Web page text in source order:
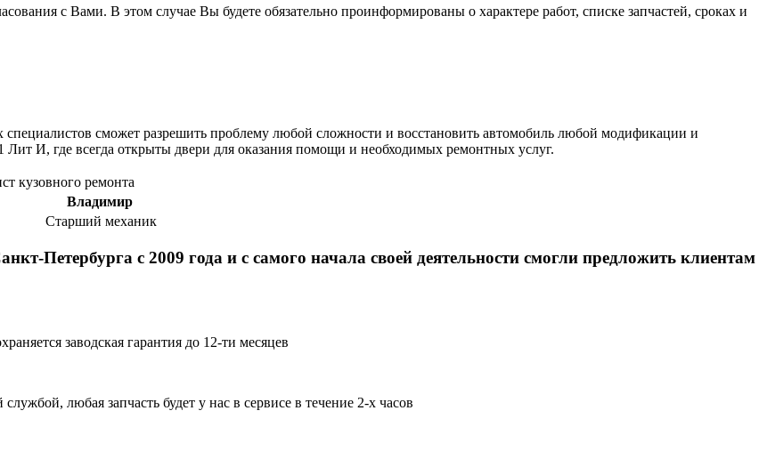
с Вами. В этом случае Вы будете обязательно проинформированы о характере работ, списке запчастей, сроках и
сможет разрешить проблему любой сложности и восстановить автомобиль любой модификации и
И, где всегда открыты двери для оказания помощи и необходимых ремонтных услуг.
Владимир
Старший механик
Петербурга с 2009 года и с самого начала своей деятельности смогли предложить клиентам
заводская гарантия до 12-ти месяцев
любая запчасть будет у нас в сервисе в течение 2-х часов